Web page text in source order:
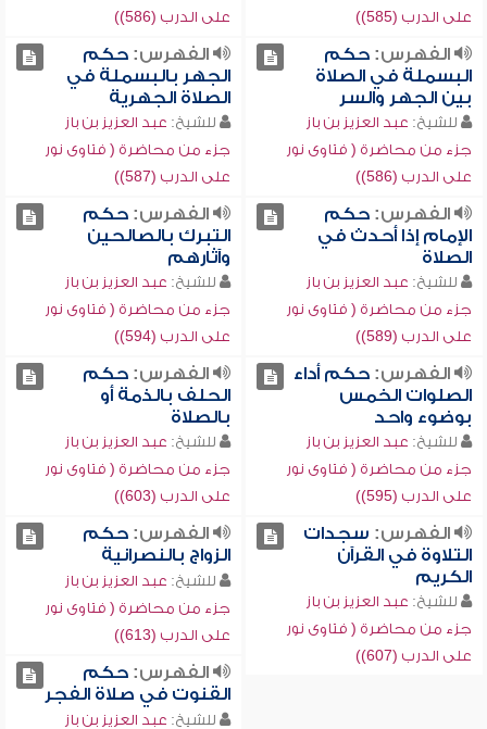
على الدرب (585))
على الدرب (586))
الفهرس:حكم
البسملة في الصلاة
بين الجهر والسر
للشيخ: عبد العزيز بن باز
جزء من محاضرة ( فتاوى نور
على الدرب (586))
الفهرس:حكم
الجهر بالبسملة في
الصلاة الجهرية
للشيخ: عبد العزيز بن باز
جزء من محاضرة ( فتاوى نور
على الدرب (587))
الفهرس:حكم
الإمام إذا أحدث في
الصلاة
للشيخ: عبد العزيز بن باز
جزء من محاضرة ( فتاوى نور
على الدرب (589))
الفهرس:حكم
التبرك بالصالحين
وآثارهم
للشيخ: عبد العزيز بن باز
جزء من محاضرة ( فتاوى نور
على الدرب (594))
الفهرس:حكم أداء
الصلوات الخمس
بوضوء واحد
للشيخ: عبد العزيز بن باز
جزء من محاضرة ( فتاوى نور
على الدرب (595))
الفهرس:حكم
الحلف بالذمة أو
بالصلاة
للشيخ: عبد العزيز بن باز
جزء من محاضرة ( فتاوى نور
على الدرب (603))
الفهرس: سجدات
التلاوة في القرآن
الكريم
للشيخ: عبد العزيز بن باز
جزء من محاضرة ( فتاوى نور
على الدرب (607))
الفهرس:حكم
الزواج بالنصرانية
للشيخ: عبد العزيز بن باز
جزء من محاضرة ( فتاوى نور
على الدرب (613))
الفهرس:حكم
القنوت في صلاة الفجر
للشيخ: عبد العزيز بن باز